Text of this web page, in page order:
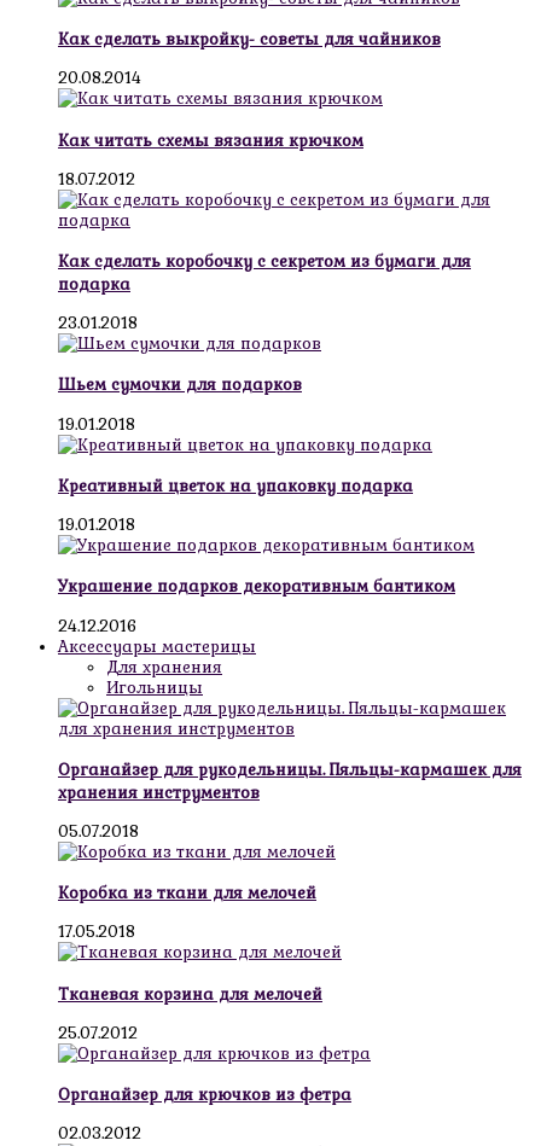
Как сделать выкройку- советы для чайников
20.08.2014
Как читать схемы вязания крючком
18.07.2012
Как сделать коробочку с секретом из бумаги для
подарка
23.01.2018
Шьем сумочки для подарков
19.01.2018
Креативный цветок на упаковку подарка
19.01.2018
Украшение подарков декоративным бантиком
24.12.2016
Аксессуары мастерицы
Для хранения
Игольницы
Органайзер для рукодельницы. Пяльцы-кармашек для
хранения инструментов
05.07.2018
Коробка из ткани для мелочей
17.05.2018
Тканевая корзина для мелочей
25.07.2012
Органайзер для крючков из фетра
02.03.2012